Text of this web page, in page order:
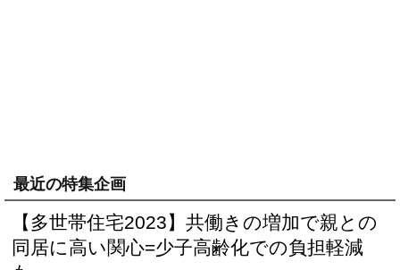
最近の特集企画
【多世帯住宅2023】共働きの増加で親との
同居に高い関心=少子高齢化での負担軽減